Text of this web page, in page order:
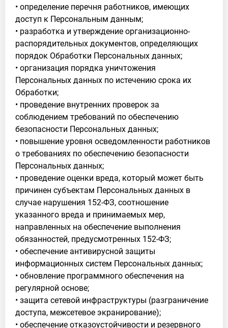
• определение перечня работников, имеющих
доступ к Персональным данным;
• разработка и утверждение организационно-
распорядительных документов, определяющих
порядок Обработки Персональных данных;
• организация порядка уничтожения
Персональных данных по истечению срока их
Обработки;
• проведение внутренних проверок за
соблюдением требований по обеспечению
безопасности Персональных данных;
• повышение уровня осведомленности работников
о требованиях по обеспечению безопасности
Персональных данных;
• проведение оценки вреда, который может быть
причинен субъектам Персональных данных в
случае нарушения 152-ФЗ, соотношение
указанного вреда и принимаемых мер,
направленных на обеспечение выполнения
обязанностей, предусмотренных 152-ФЗ;
• обеспечение антивирусной защиты
информационных систем Персональных данных;
• обновление программного обеспечения на
регулярной основе;
• защита сетевой инфраструктуры (разграничение
доступа, межсетевое экранирование);
• обеспечение отказоустойчивости и резервного